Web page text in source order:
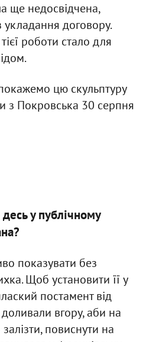
ще недосвідчена,
укладання договору.
роботи стало для
цю скульптуру
з Покровська 30 серпня
у публічному
показувати без
Щоб установити її у
постамент від
вгору, аби на
повиснути на